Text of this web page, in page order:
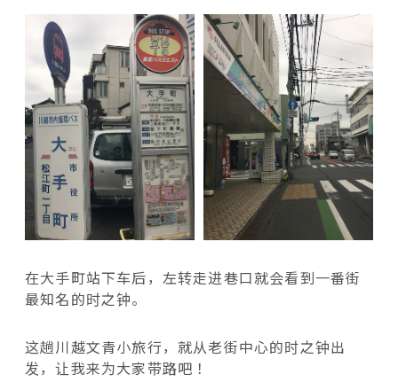
在大手町站下车后，左转走进巷口就会看到一番街
最知名的时之钟。
这趟川越文青小旅行，就从老街中心的时之钟出
发，让我来为大家带路吧！